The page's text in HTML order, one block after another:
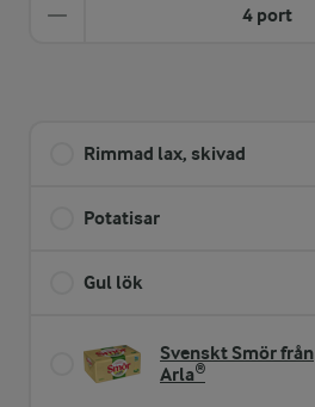
4 port
Rimmad lax, skivad
Potatisar
Gul lök
Svenskt Smör från
Arla®